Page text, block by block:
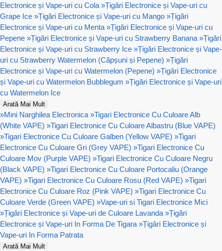
Electronice și Vape-uri cu Cola »Țigări Electronice și Vape-uri cu
Grape Ice »Țigări Electronice și Vape-uri cu Mango »Țigări
Electronice și Vape-uri cu Menta »Țigări Electronice și Vape-uri cu
Pepene »Țigări Electronice și Vape-uri cu Strawberry Banana »Țigări
Electronice și Vape-uri cu Strawberry Ice »Țigări Electronice și Vape-
uri cu Strawberry Watermelon (Căpșuni și Pepene) »Țigări
Electronice și Vape-uri cu Watermelon (Pepene) »Țigări Electronice
și Vape-uri cu Watermelon Bubblegum »Țigări Electronice și Vape-uri
cu Watermelon Ice
Arată Mai Mult
»Mini Narghilea Electronica »Tigari Electronice Cu Culoare Alb
(White VAPE) »Tigari Electronice Cu Culoare Albastru (Blue VAPE)
»Tigari Electronice Cu Culoare Galben (Yellow VAPE) »Tigari
Electronice Cu Culoare Gri (Grey VAPE) »Tigari Electronice Cu
Culoare Mov (Purple VAPE) »Tigari Electronice Cu Culoare Negru
(Black VAPE) »Tigari Electronice Cu Culoare Portocaliu (Orange
VAPE) »Tigari Electronice Cu Culoare Rosu (Red VAPE) »Tigari
Electronice Cu Culoare Roz (Pink VAPE) »Tigari Electronice Cu
Culoare Verde (Green VAPE) »Vape-uri si Tigari Electronice Mici
»Țigări Electronice și Vape-uri de Culoare Lavanda »Țigări
Electronice și Vape-uri In Forma De Tigara »Țigări Electronice și
Vape-uri In Forma Patrata
Arată Mai Mult